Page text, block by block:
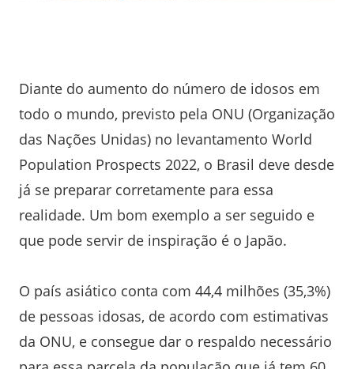
Diante do aumento do número de idosos em
todo o mundo, previsto pela ONU (Organização
das Nações Unidas) no levantamento World
Population Prospects 2022, o Brasil deve desde
já se preparar corretamente para essa
realidade. Um bom exemplo a ser seguido e
que pode servir de inspiração é o Japão.
O país asiático conta com 44,4 milhões (35,3%)
de pessoas idosas, de acordo com estimativas
da ONU, e consegue dar o respaldo necessário